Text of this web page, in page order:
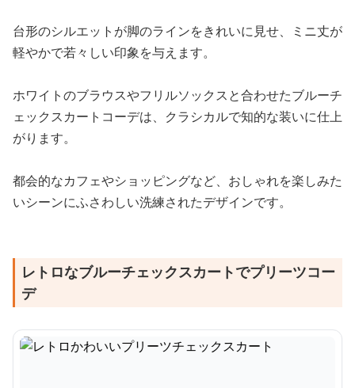
台形のシルエットが脚のラインをきれいに見せ、ミニ丈が
軽やかで若々しい印象を与えます。
ホワイトのブラウスやフリルソックスと合わせたブルーチ
ェックスカートコーデは、クラシカルで知的な装いに仕上
がります。
都会的なカフェやショッピングなど、おしゃれを楽しみた
いシーンにふさわしい洗練されたデザインです。
レトロなブルーチェックスカートでプリーツコー
デ